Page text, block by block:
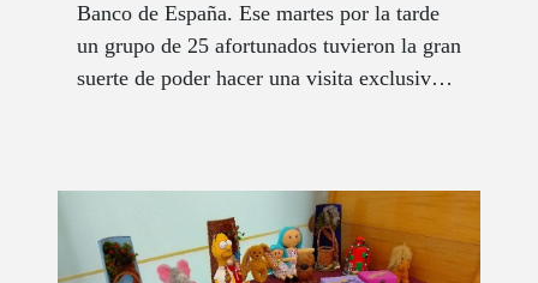
Banco de España. Ese martes por la tarde
un grupo de 25 afortunados tuvieron la gran
suerte de poder hacer una visita exclusiva y